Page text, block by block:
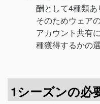
酬として4種類あ
そのためウェア
アカウント共有
種獲得するかの
1シーズンの必